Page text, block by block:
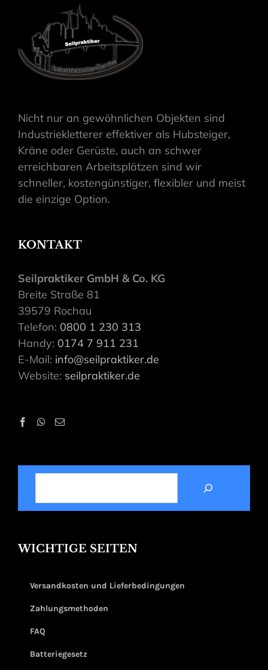
Nicht nur an gewöhnlichen Objekten sind
Industriekletterer effektiver als Hubsteiger,
Kräne oder Gerüste, auch an schwer
erreichbaren Arbeitsplätzen sind wir
schneller, kostengünstiger, flexibler und meist
die einzige Option.
KONTAKT
Seilpraktiker GmbH & Co. KG
Breite Straße 81
39579 Rochau
Telefon: 0800 1 230 313
Handy: 0174 7 911 231
E-Mail: info@seilpraktiker.de
Website: seilpraktiker.de
SUCHEN
WICHTIGE SEITEN
Versandkosten und Lieferbedingungen
Zahlungsmethoden
FAQ
Batteriegesetz